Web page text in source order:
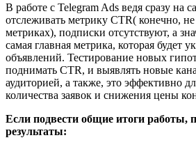
В работе с Telegram Ads ведя сразу на
отслеживать метрику CTR( конечно,
метриках), подписки отсутствуют, а
самая главная метрика, которая будет
объявлений. Тестирование новых
поднимать CTR, и выявлять новые
аудиторией, а также, это эффективно
количества заявок и снижения цены
Если подвести общие итоги работы,
результаты: